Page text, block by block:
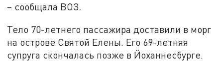
– сообщала ВОЗ.
Тело 70-летнего пассажира доставили в морг
на острове Святой Елены. Его 69-летняя
супруга скончалась позже в Йоханнесбурге.